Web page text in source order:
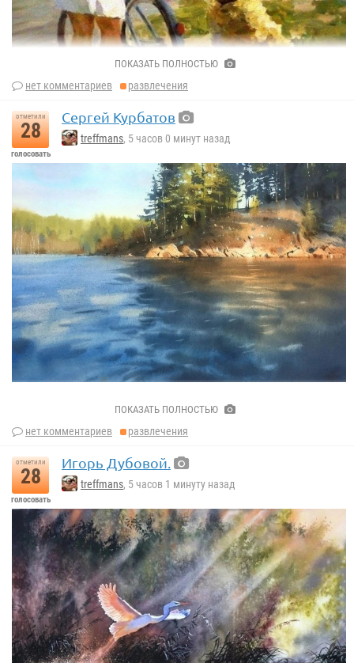
«Друзья»
Владимир Гусев
ПОКАЗАТЬ ПОЛНОСТЬЮ
нет комментариев развлечения
отметили
28
голосовать
Сергей Курбатов
treffmans, 5 часов 0 минут назад
ПОКАЗАТЬ ПОЛНОСТЬЮ
нет комментариев развлечения
отметили
28
голосовать
Игорь Дубовой.
treffmans, 5 часов 1 минуту назад